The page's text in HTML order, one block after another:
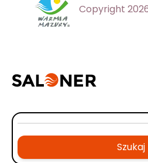
Copyright
Szukaj